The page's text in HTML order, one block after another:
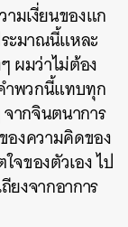
มเงี่ยนของแก
ะมาณนี้แหละ
ผมว่าไม่ต้อง
ำพวกนี้แทบทุก
ากจินตนาการ
องความคิดของ
ของตัวเอง ไป
ยงจากอาการ